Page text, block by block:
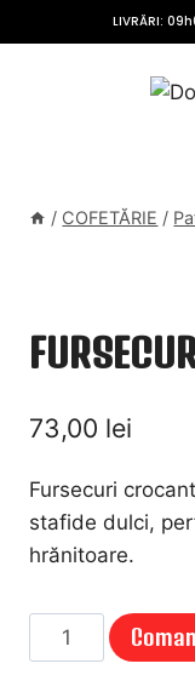
to
LIVRĂRI:
/ COFETĂRIE /
73,00 lei
Fursecuri
stafide dulci,
hrănitoare.
Cantitate
FURSECURI